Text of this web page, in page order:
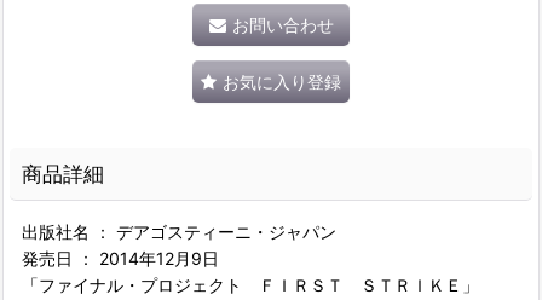
お問い合わせ
お気に入り登録
商品詳細
出版社名 ： デアゴスティーニ・ジャパン
発売日 ： 2014年12月9日
「ファイナル・プロジェクト ＦＩＲＳＴ ＳＴＲＩＫＥ」